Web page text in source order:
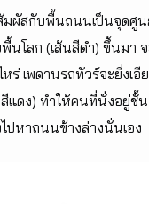
ผัสกับพื้นถนนเป็นจุดศู
นโลก (เส้นสีดำ) ขึ้นมา
ร่ เพดานรถทัวร์จะยิ่งเ
แดง) ทำให้คนที่นั่งอยู่ชั้
ปหาถนนข้างล่างนั่นเอง